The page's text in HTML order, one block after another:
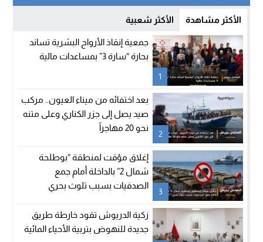
الأكثر مشاهدة الأكثر شعبية
1
جمعية إنقاذ الأرواح البشرية تساند
بحارة “سارة 3” بمساعدات مالية
2
بعد اختفائه من ميناء العيون.. مركب
صيد يصل إلى جزر الكناري وعلى متنه
نحو 20 مهاجراً
3
إغلاق مؤقت لمنطقة “بوطلحة
شمال 2” بالداخلة أمام جمع
الصدفيات بسبب تلوث بحري
زكية الدريوش تقود خارطة طريق
جديدة للنهوض بتربية الأحياء المائية